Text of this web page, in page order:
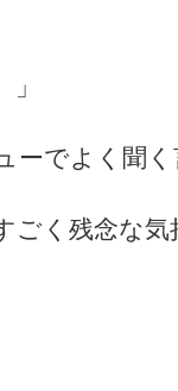
ーでよく聞
ごく残念な